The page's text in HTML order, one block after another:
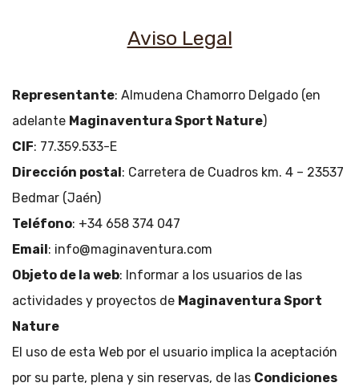
Aviso Legal
Representante: Almudena Chamorro Delgado (en
adelante Maginaventura Sport Nature)
CIF: 77.359.533-E
Dirección postal: Carretera de Cuadros km. 4 – 23537
Bedmar (Jaén)
Teléfono: +34 658 374 047
Email: info@maginaventura.com
Objeto de la web: Informar a los usuarios de las
actividades y proyectos de Maginaventura Sport
Nature
El uso de esta Web por el usuario implica la aceptación
por su parte, plena y sin reservas, de las Condiciones